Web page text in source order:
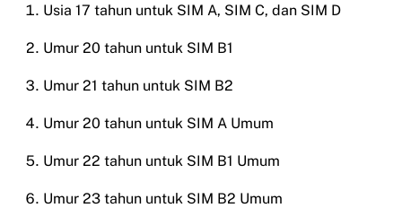
Usia 17 tahun untuk SIM A, SIM C, dan SIM D
Umur 20 tahun untuk SIM B1
Umur 21 tahun untuk SIM B2
Umur 20 tahun untuk SIM A Umum
Umur 22 tahun untuk SIM B1 Umum
Umur 23 tahun untuk SIM B2 Umum